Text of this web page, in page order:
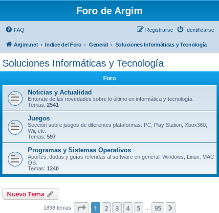
Foro de Argim
FAQ Identificarse
Registrarse
Argim.net Indice del Foro General Soluciones Informáticas y Tecnología
Soluciones Informáticas y Tecnología
Foro
Noticias y Actualidad
Enterate de las novedades sobre lo último en informática y tecnología.
Temas: 2541
Juegos
Sección sobre juegos de diferentes plataformas: PC, Play Station, Xbox360,
Wii, etc.
Temas: 597
Programas y Sistemas Operativos
Aportes, dudas y guías referidas al software en general. Windows, Linux, MAC
OS.
Temas: 1240
Nuevo Tema
1898 temas Página de 95
1 2 3 4 5 95